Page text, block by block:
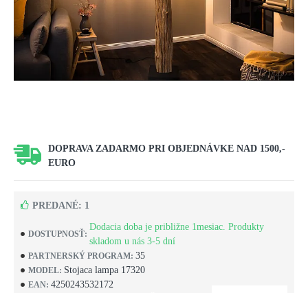
DOPRAVA ZADARMO PRI OBJEDNÁVKE NAD 1500,-
EURO
DOSTUPNOSŤ:
Dodacia doba je približne 1mesiac. Produkty
skladom u nás 3-5 dní
PARTNERSKÝ PROGRAM: 35
MODEL: Stojaca lampa 17320
EAN: 4250243532172
PREDANÉ: 1